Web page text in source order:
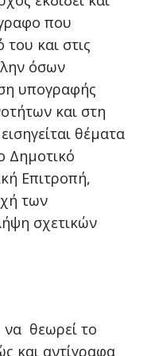
που
του και στις
όσων
υπογραφής
και στη
θέματα
Δημοτικό
Επιτροπή,
των
σχετικών
να θεωρεί το
και αντίγραφα